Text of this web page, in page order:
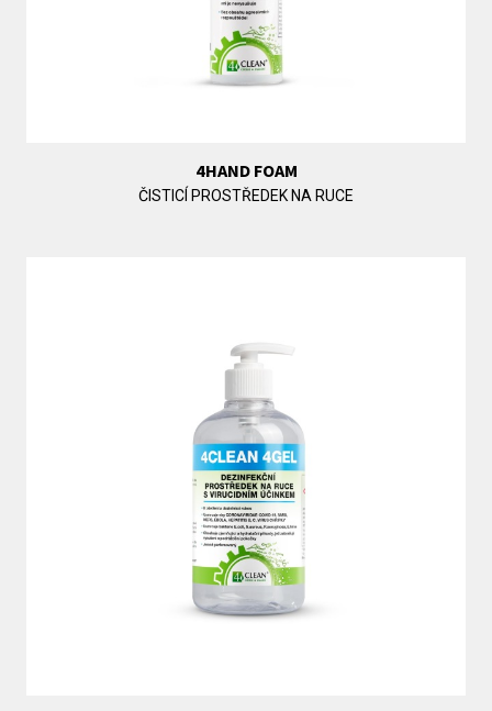
4HAND FOAM
ČISTICÍ PROSTŘEDEK NA RUCE